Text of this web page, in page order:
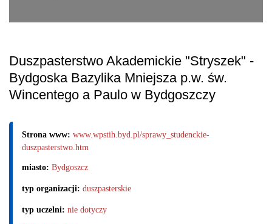
Duszpasterstwo Akademickie "Stryszek" -
Bydgoska Bazylika Mniejsza p.w. św.
Wincentego a Paulo w Bydgoszczy
Strona www: www.wpstih.byd.pl/sprawy_studenckie-
duszpasterstwo.htm
miasto: Bydgoszcz
typ organizacji: duszpasterskie
typ uczelni: nie dotyczy